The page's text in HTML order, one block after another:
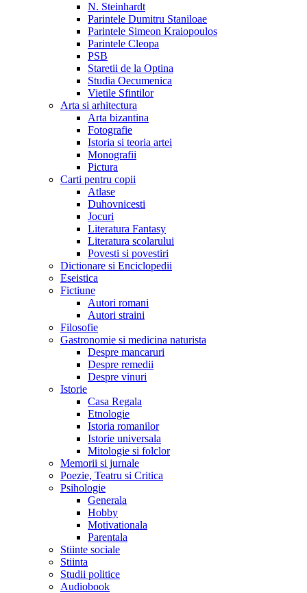
N. Steinhardt
Parintele Dumitru Staniloae
Parintele Simeon Kraiopoulos
Parintele Cleopa
PSB
Staretii de la Optina
Studia Oecumenica
Vietile Sfintilor
Arta si arhitectura
Arta bizantina
Fotografie
Istoria si teoria artei
Monografii
Pictura
Carti pentru copii
Atlase
Duhovnicesti
Jocuri
Literatura Fantasy
Literatura scolarului
Povesti si povestiri
Dictionare si Enciclopedii
Eseistica
Fictiune
Autori romani
Autori straini
Filosofie
Gastronomie si medicina naturista
Despre mancaruri
Despre remedii
Despre vinuri
Istorie
Casa Regala
Etnologie
Istoria romanilor
Istorie universala
Mitologie si folclor
Memorii si jurnale
Poezie, Teatru si Critica
Psihologie
Generala
Hobby
Motivationala
Parentala
Stiinte sociale
Stiinta
Studii politice
Audiobook